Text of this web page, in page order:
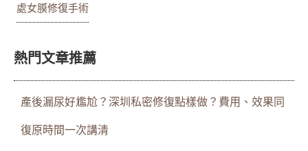
處女膜修復手術
熱門文章推薦
產後漏尿好尷尬？深圳私密修復點樣做？費用、效果同
復原時間一次講清